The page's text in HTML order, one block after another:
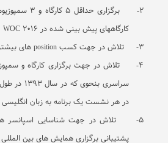
2-
برگزاری
کارگاههای پیش بینی شده در WOC 2016
3-
تلاش در جهت کسب positionهای
4-
تلاش در جهت برگزاری کارگاه و
سراسری
در هر نشست یک برنامه به زبان انگلیسی
5-
تلاش در جهت شناسایی اسپانسر
پشتیبانی برگزاری همایش های بین